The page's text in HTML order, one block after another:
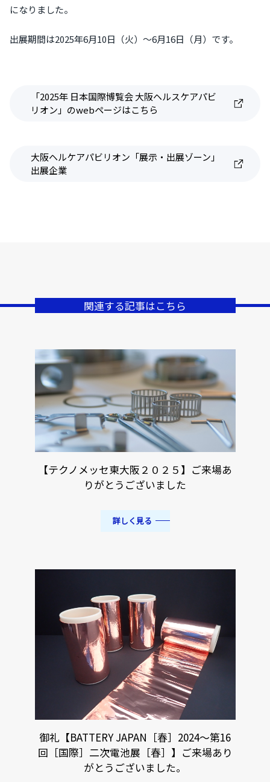
になりました。
出展期間は2025年6月10日（火）～6月16日（月）です。
「2025年 日本国際博覧会 大阪ヘルスケアパビ
リオン」のwebページはこちら
大阪ヘルケアパビリオン「展示・出展ゾーン」
出展企業
関連する記事はこちら
【テクノメッセ東大阪２０２５】ご来場あ
りがとうございました
詳しく見る
御礼【BATTERY JAPAN［春］2024～第16
回［国際］二次電池展［春］】ご来場あり
がとうございました。